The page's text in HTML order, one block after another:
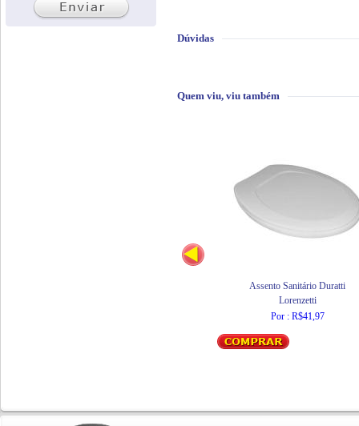
Dúvidas
Quem viu, viu também
Assento Sanitário Duratti
Lorenzetti
Por : R$41,97